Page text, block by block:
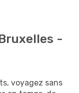
-
voyagez sans